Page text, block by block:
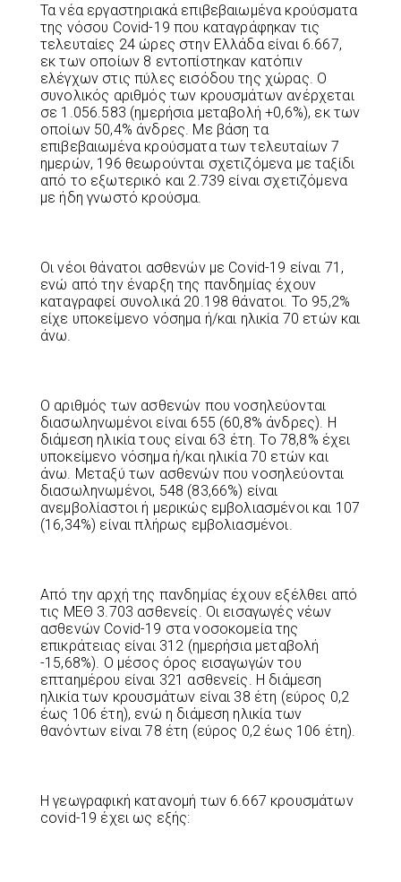
Τα νέα εργαστηριακά επιβεβαιωμένα κρούσματα
της νόσου Covid-19 που καταγράφηκαν τις
τελευταίες 24 ώρες στην Ελλάδα είναι 6.667,
εκ των οποίων 8 εντοπίστηκαν κατόπιν
ελέγχων στις πύλες εισόδου της χώρας. Ο
συνολικός αριθμός των κρουσμάτων ανέρχεται
σε 1.056.583 (ημερήσια μεταβολή +0,6%), εκ των
οποίων 50,4% άνδρες. Με βάση τα
επιβεβαιωμένα κρούσματα των τελευταίων 7
ημερών, 196 θεωρούνται σχετιζόμενα με ταξίδι
από το εξωτερικό και 2.739 είναι σχετιζόμενα
με ήδη γνωστό κρούσμα.
Οι νέοι θάνατοι ασθενών με Covid-19 είναι 71,
ενώ από την έναρξη της πανδημίας έχουν
καταγραφεί συνολικά 20.198 θάνατοι. Το 95,2%
είχε υποκείμενο νόσημα ή/και ηλικία 70 ετών και
άνω.
Ο αριθμός των ασθενών που νοσηλεύονται
διασωληνωμένοι είναι 655 (60,8% άνδρες). Η
διάμεση ηλικία τους είναι 63 έτη. To 78,8% έχει
υποκείμενο νόσημα ή/και ηλικία 70 ετών και
άνω. Μεταξύ των ασθενών που νοσηλεύονται
διασωληνωμένοι, 548 (83,66%) είναι
ανεμβολίαστοι ή μερικώς εμβολιασμένοι και 107
(16,34%) είναι πλήρως εμβολιασμένοι.
Από την αρχή της πανδημίας έχουν εξέλθει από
τις ΜΕΘ 3.703 ασθενείς. Οι εισαγωγές νέων
ασθενών Covid-19 στα νοσοκομεία της
επικράτειας είναι 312 (ημερήσια μεταβολή
-15,68%). Ο μέσος όρος εισαγωγών του
επταημέρου είναι 321 ασθενείς. Η διάμεση
ηλικία των κρουσμάτων είναι 38 έτη (εύρος 0,2
έως 106 έτη), ενώ η διάμεση ηλικία των
θανόντων είναι 78 έτη (εύρος 0,2 έως 106 έτη).
Η γεωγραφική κατανομή των 6.667 κρουσμάτων
covid-19 έχει ως εξής: